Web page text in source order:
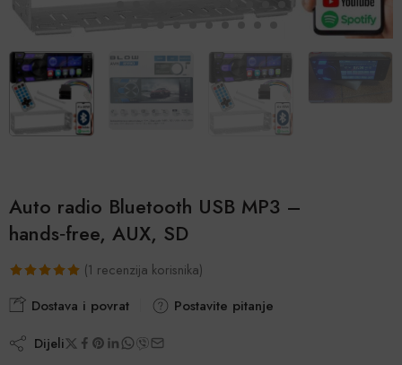
Auto radio Bluetooth USB MP3 –
hands‑free, AUX, SD
Korisnička
ocjena:
5.00
ukupno 5 (
(1 recenzija korisnika)
Dostava i povrat Postavite pitanje
Dijeli